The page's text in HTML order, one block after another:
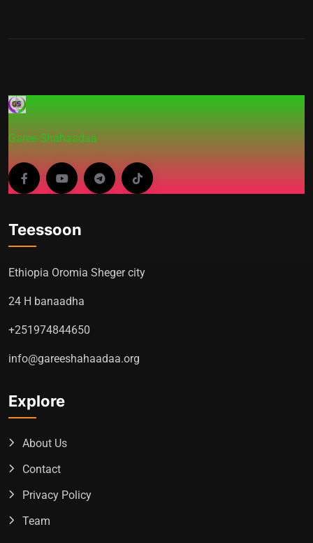
Garee-Shahaadaa
Teessoon
Ethiopia Oromia Sheger city
24 H banaadha
+251974844650
info@gareeshahaadaa.org
Explore
About Us
Contact
Privacy Policy
Team